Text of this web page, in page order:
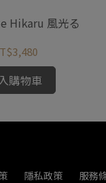
Hikaru 風光る
購物車
隱私政策 服務